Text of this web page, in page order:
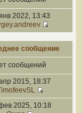
2022, 13:43
сообщение
сообщений
2015, 18:37
2025, 10:18